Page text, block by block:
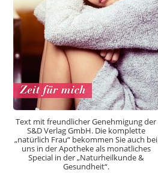
Text mit freundlicher Genehmigung der
S&D Verlag GmbH. Die komplette
„natürlich Frau“ bekommen Sie auch bei
uns in der Apotheke als monatliches
Special in der „Naturheilkunde &
Gesundheit“.